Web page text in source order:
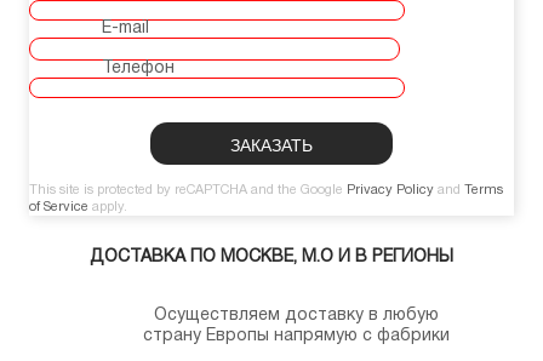
E-mail
Телефон
This site is protected by reCAPTCHA and the Google Privacy Policy and
Terms
of Service apply.
ДОСТАВКА ПО МОСКВЕ, М.О И В РЕГИОНЫ
Осуществляем доставку в любую
страну Европы напрямую с фабрики